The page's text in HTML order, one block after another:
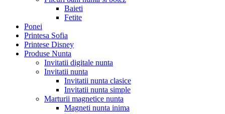
Baieti
Fetite
Ponei
Printesa Sofia
Printese Disney
Produse Nunta
Invitatii digitale nunta
Invitatii nunta
Invitatii nunta clasice
Invitatii nunta simple
Marturii magnetice nunta
Magneti nunta inima